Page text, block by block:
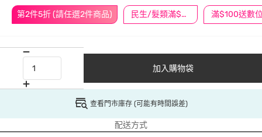
第2件5折 (請任選2件商品) 民生/髮類滿$388送舒潔冰巾
加入購物袋
查看門市庫存 (可能有時間誤差)
配送方式